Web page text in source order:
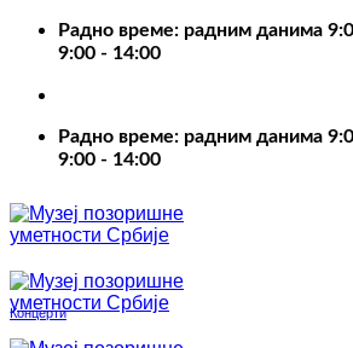
ПређиРадно време: радним данима
9:00 - 14:00
Радно време: радним данима
9:00 - 14:00
Концерти